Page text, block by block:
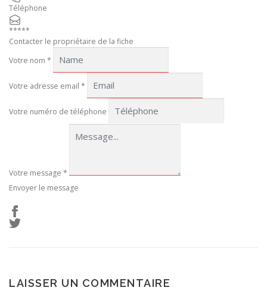
Téléphone
*****
Contacter le propriétaire de la fiche
Votre nom *
Votre adresse email *
Votre numéro de téléphone
Votre message *
Envoyer le message
LAISSER UN COMMENTAIRE